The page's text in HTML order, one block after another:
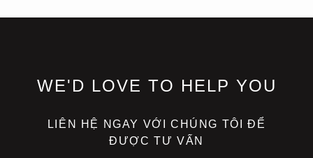
WE'D LOVE TO HELP YOU
LIÊN HỆ NGAY VỚI CHÚNG TÔI ĐỂ
ĐƯỢC TƯ VẤN